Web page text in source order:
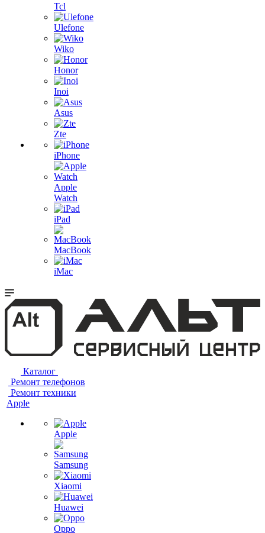
Tcl
Ulefone
Wiko
Honor
Inoi
Asus
Zte
iPhone
Apple
Watch
iPad
MacBook
iMac
Каталог
Ремонт телефонов
Ремонт техники
Apple
Apple
Samsung
Xiaomi
Huawei
Oppo